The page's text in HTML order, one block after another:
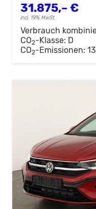
31.875,– €
incl. 19% MwSt.
Verbrauch
CO2-Klasse: D
CO2-Emissionen: